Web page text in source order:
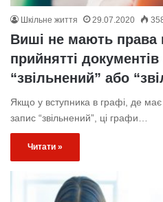
Шкільне життя 29.07.2020
Виші не мають права
прийнятті
“звільнений” або
Якщо у вступника в графі, де
запис “звільнений”, ці графи…
Читати »